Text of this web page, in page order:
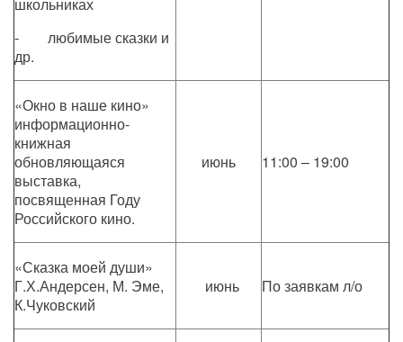
школьниках
- любимые сказки и
др.
«Окно в наше кино»
информационно-
книжная
обновляющаяся
выставка,
посвященная Году
Российского кино.
июнь 11:00 – 19:00
«Сказка моей души»
Г.Х.Андерсен, М. Эме,
К.Чуковский
июнь По заявкам л/о